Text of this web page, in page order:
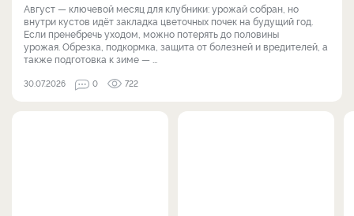
Август — ключевой месяц для клубники: урожай собран, но
внутри кустов идёт закладка цветочных почек на будущий год.
Если пренебречь уходом, можно потерять до половины
урожая. Обрезка, подкормка, защита от болезней и вредителей, а
также подготовка к зиме — ...
30.07.2026 0 722